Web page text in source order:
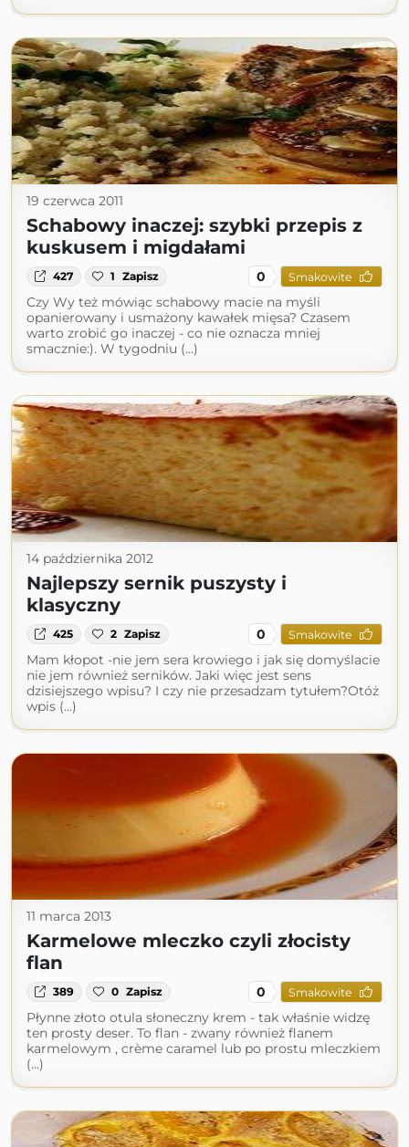
19 czerwca 2011
Schabowy inaczej: szybki przepis z
kuskusem i migdałami
427 1 Zapisz 0 Smakowite
Czy Wy też mówiąc schabowy macie na myśli
opanierowany i usmażony kawałek mięsa? Czasem
warto zrobić go inaczej - co nie oznacza mniej
smacznie:). W tygodniu (...)
14 października 2012
Najlepszy sernik puszysty i
klasyczny
425 2 Zapisz 0 Smakowite
Mam kłopot -nie jem sera krowiego i jak się domyślacie
nie jem również serników. Jaki więc jest sens
dzisiejszego wpisu? I czy nie przesadzam tytułem?Otóż
wpis (...)
11 marca 2013
Karmelowe mleczko czyli złocisty
flan
389 0 Zapisz 0 Smakowite
Płynne złoto otula słoneczny krem - tak właśnie widzę
ten prosty deser. To flan - zwany również flanem
karmelowym , crème caramel lub po prostu mleczkiem
(...)